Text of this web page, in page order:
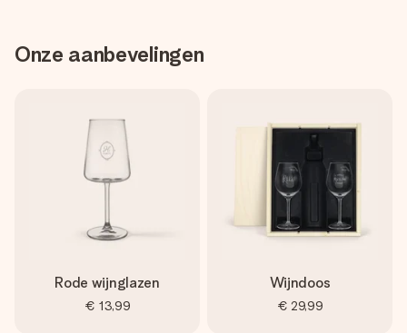
Onze aanbevelingen
Rode wijnglazen
€ 13,99
Wijndoos
€ 29,99